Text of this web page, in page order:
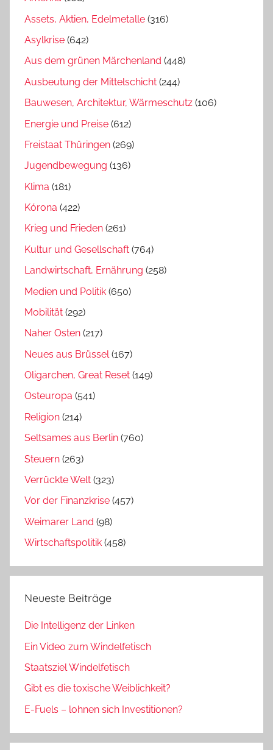
Assets, Aktien, Edelmetalle (316)
Asylkrise (642)
Aus dem grünen Märchenland (448)
Ausbeutung der Mittelschicht (244)
Bauwesen, Architektur, Wärmeschutz (106)
Energie und Preise (612)
Freistaat Thüringen (269)
Jugendbewegung (136)
Klima (181)
Kórona (422)
Krieg und Frieden (261)
Kultur und Gesellschaft (764)
Landwirtschaft, Ernährung (258)
Medien und Politik (650)
Mobilität (292)
Naher Osten (217)
Neues aus Brüssel (167)
Oligarchen, Great Reset (149)
Osteuropa (541)
Religion (214)
Seltsames aus Berlin (760)
Steuern (263)
Verrückte Welt (323)
Vor der Finanzkrise (457)
Weimarer Land (98)
Wirtschaftspolitik (458)
Neueste Beiträge
Die Intelligenz der Linken
Ein Video zum Windelfetisch
Staatsziel Windelfetisch
Gibt es die toxische Weiblichkeit?
E-Fuels – lohnen sich Investitionen?